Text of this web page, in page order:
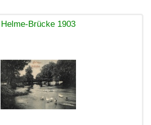
Helme-Brücke 1903